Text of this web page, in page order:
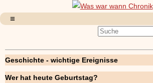
Geschichte - wichtige Ereignisse
Wer hat heute Geburtstag?